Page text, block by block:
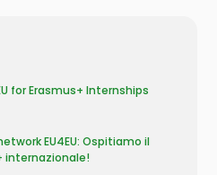
for Erasmus+ Internships
EU4EU: Ospitiamo il
internazionale!